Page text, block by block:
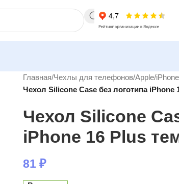
Главная/Чехлы для телефонов/Apple/
Чехол Silicone Case без логотипа iPhone
Чехол Silicone
iPhone 16 Plus
81 ₽